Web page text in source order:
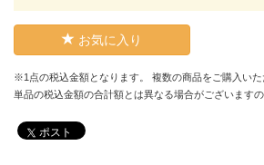
お気に入り
※1点の税込金額となります。 複数の商品をご購入いた
単品の税込金額の合計額とは異なる場合がございます
ポスト